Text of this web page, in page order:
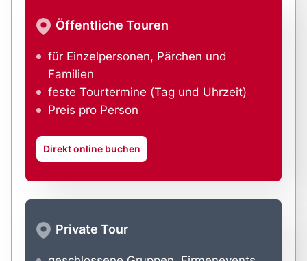
Öffentliche Touren
für Einzelpersonen, Pärchen und
Familien
feste Tourtermine (Tag und Uhrzeit)
Preis pro Person
Direkt online buchen
Private Tour